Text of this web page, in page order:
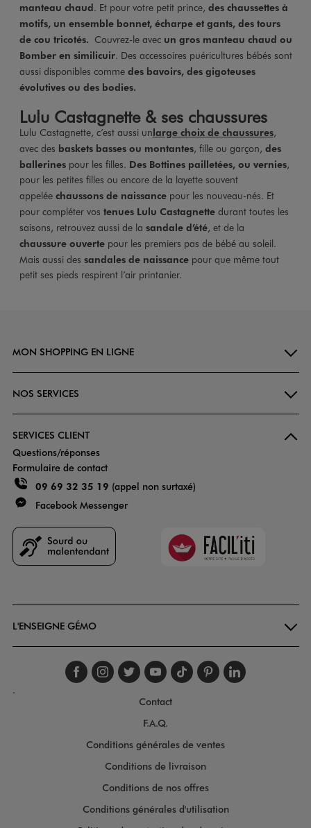
manteau chaud. Et pour votre petit prince, des chaussettes à
motifs, un ensemble bonnet, écharpe et gants, des tours
de cou tricotés. Couvrez-le avec un gros manteau chaud ou
Bomber en similicuir. Des accessoires puéricultures bébés sont
aussi disponibles comme des bavoirs, des gigoteuses
évolutives ou des bodies.
Lulu Castagnette & ses chaussures
Lulu Castagnette, c’est aussi unlarge choix de chaussures,
avec des baskets basses ou montantes, fille ou garçon, des
ballerinespour les filles. Des Bottines pailletées, ou vernies,
pour les petites filles ou encore de la layette souvent
appeléechaussons de naissancepour les nouveau-nés. Et
pour compléter vos tenues Lulu Castagnettedurant toutes les
saisons, retrouvez aussi de la sandale d’été, et de la
chaussure ouvertepour les premiers pas de bébé au soleil.
Mais aussi des sandales de naissancepour que même tout
petit ses pieds respirent l’air printanier.
MON SHOPPING EN LIGNE
NOS SERVICES
SERVICES CLIENT
Questions/réponses
Formulaire de contact
09 69 32 35 19 (appel non surtaxé)
Facebook Messenger
Faciliti
L'ENSEIGNE GÉMO
Suivez-nous sur
Suivez-nous sur
Suivez-nous sur
Suivez-nous
Suivez-nous
Suivez-
.
Contact
F.A.Q.
Conditions générales de ventes
Conditions de livraison
Conditions de nos offres
Conditions générales d'utilisation